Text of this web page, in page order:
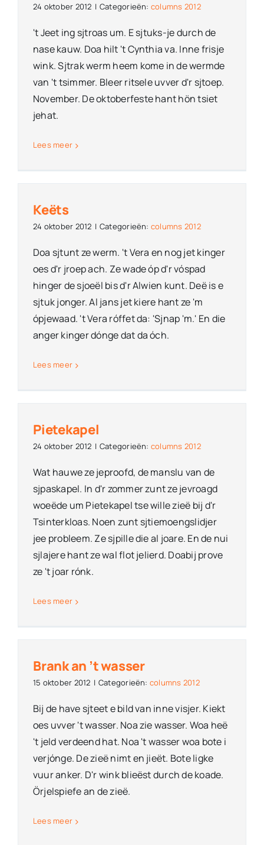
24 oktober 2012 | Categorieën: columns 2012
't Jeet ing sjtroas um. E sjtuks-je durch de
nase kauw. Doa hilt 't Cynthia va. Inne frisje
wink. Sjtrak werm heem kome in de wermde
van 't tsimmer. Bleer ritsele uvver d'r sjtoep.
November. De oktoberfeste hant hön tsiet
jehat.
Lees meer
Keëts
24 oktober 2012 | Categorieën: columns 2012
Doa sjtunt ze werm. 't Vera en nog jet kinger
oes d'r jroep ach. Ze wade óp d'r vóspad
hinger de sjoeël bis d'r Alwien kunt. Deë is e
sjtuk jonger. Al jans jet kiere hant ze 'm
ópjewaad. 't Vera róffet da: 'Sjnap 'm.' En die
anger kinger dónge dat da óch.
Lees meer
Pietekapel
24 oktober 2012 | Categorieën: columns 2012
Wat hauwe ze jeproofd, de manslu van de
sjpaskapel. In d'r zommer zunt ze jevroagd
woeëde um Pietekapel tse wille zieë bij d'r
Tsinterkloas. Noen zunt sjtiemoengslidjer
jee probleem. Ze sjpille die al joare. En de nui
sjlajere hant ze wal flot jelierd. Doabij prove
ze 't joar rónk.
Lees meer
Brank an ’t wasser
15 oktober 2012 | Categorieën: columns 2012
Bij de have sjteet e bild van inne visjer. Kiekt
oes uvver 't wasser. Noa zie wasser. Woa heë
't jeld verdeend hat. Noa 't wasser woa bote i
verjónge. De zieë nimt en jieët. Bote ligke
vuur anker. D'r wink blieëst durch de koade.
Örjelspiefe an de zieë.
Lees meer